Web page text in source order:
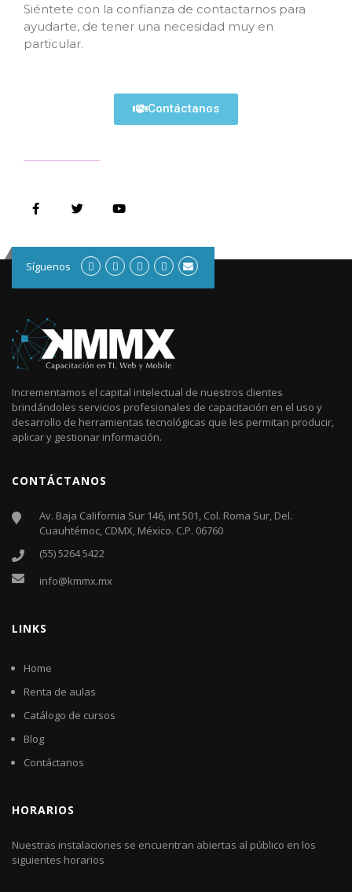
Siéntete con la confianza de contactarnos para
ayudarte, de tener una necesidad muy en
particular.
Contáctanos
Síguenos
Incrementamos el capital intelectual de nuestros clientes
brindándoles servicios profesionales de capacitación en el uso y
desarrollo de herramientas tecnológicas que les permitan producir,
aplicar y gestionar información.
CONTÁCTANOS
Av. Baja California Sur 146, int 501, Col. Roma Sur, Del.
Cuauhtémoc, CDMX, México. C.P. 06760​
(55) 5264 5422
info@kmmx.mx
LINKS
Home
Renta de aulas
Catálogo de cursos
Blog
Contáctanos
HORARIOS
Nuestras instalaciones se encuentran abiertas al público en los
siguientes horarios